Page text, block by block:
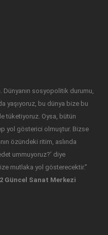
sosyopolitik durumu,
yaşıyoruz, bu dünya bize bu
tüketiyoruz. Oysa, bütün
yol gösterici olmuştur. Bizse
özündeki ritim, aslında
ummuyoruz?’ diye
mutlaka yol gösterecektir.”
Güncel Sanat Merkezi